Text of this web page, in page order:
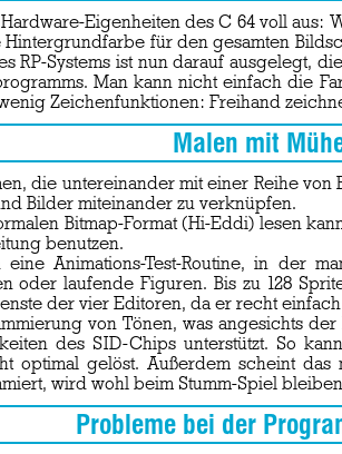
Eigenheiten des C 64 voll
für den gesamten
RP-Systems ist nun darauf
Man kann nicht einfach die
Zeichenfunktionen: Freihand
Malen mit
die untereinander mit einer Reihe
Bilder miteinander zu verknüpfen.
Bitmap-Format (Hi-Eddi) lesen
benutzen.
Animations-Test-Routine, in der
oder laufende Figuren. Bis zu 128
der vier Editoren, da er recht
von Tönen, was angesichts
des SID-Chips unterstützt. So
optimal gelöst. Außerdem scheint
wird wohl beim Stumm-Spiel
Probleme bei der